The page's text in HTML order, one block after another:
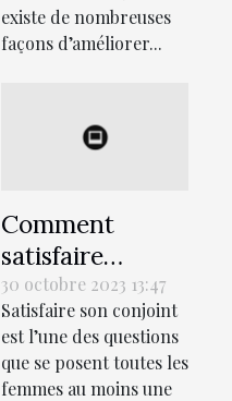
existe de nombreuses
façons d’améliorer...
Comment
satisfaire
sexuellement
son conjoint au
lit ?
30 octobre 2023 13:47
Satisfaire son conjoint
est l’une des questions
que se posent toutes les
femmes au moins une